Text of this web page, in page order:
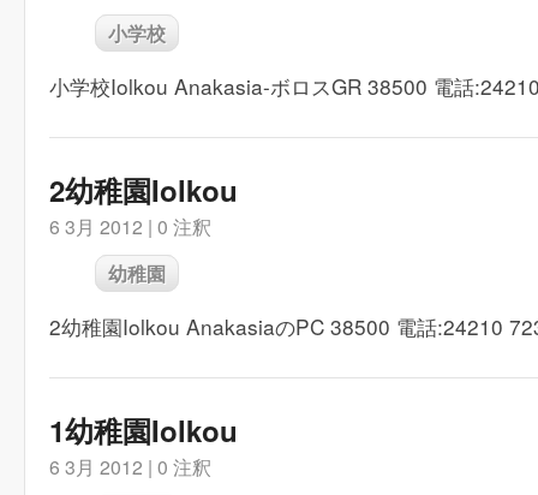
小学校
小学校Iolkou Anakasia-ボロスGR 38500 電話
2幼稚園Iolkou
6 3月 2012 | 0 注釈
幼稚園
2幼稚園Iolkou AnakasiaのPC 38500 電話:24210
1幼稚園Iolkou
6 3月 2012 | 0 注釈